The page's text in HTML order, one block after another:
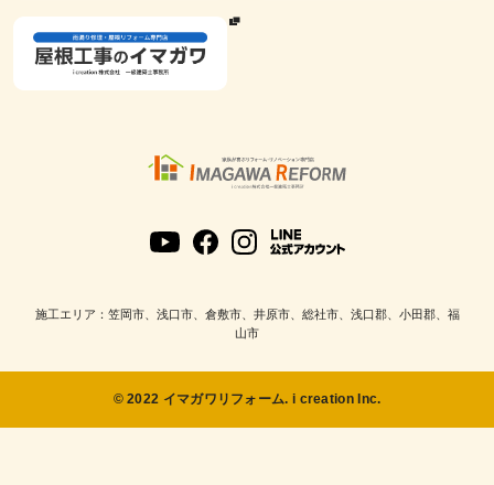
施工エリア：笠岡市、浅口市、倉敷市、井原市、総社市、浅口郡、小田郡、福
山市
© 2022 イマガワリフォーム. i creation Inc.